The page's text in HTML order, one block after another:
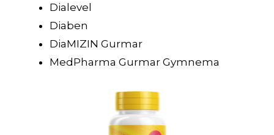
Dialevel
Diaben
DiaMIZIN Gurmar
MedPharma Gurmar Gymnema